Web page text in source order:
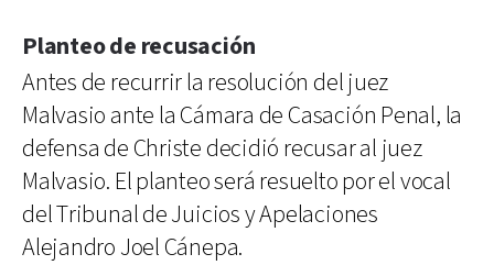
Planteo de recusación
Antes de recurrir la resolución del juez
Malvasio ante la Cámara de Casación Penal, la
defensa de Christe decidió recusar al juez
Malvasio. El planteo será resuelto por el vocal
del Tribunal de Juicios y Apelaciones
Alejandro Joel Cánepa.